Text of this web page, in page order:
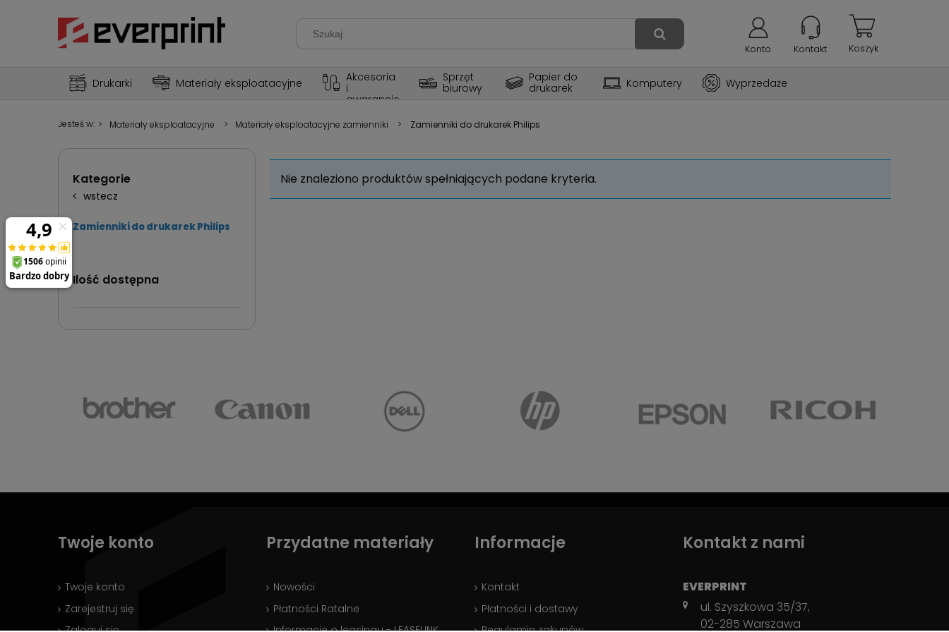
Koszyk
Kontakt
Konto
Drukarki Materiały eksploatacyjne
Akcesoria
i
gwarancje
Sprzęt
biurowy
Papier do
drukarek
Komputery Wyprzedaże
Jesteś w: > Materiały eksploatacyjne > Materiały eksploatacyjne zamienniki > Zamienniki do drukarek Philips
Kategorie
wstecz
Zamienniki do drukarek Philips
Ilość dostępna
Nie znaleziono produktów spełniających podane kryteria.
Twoje konto
Twoje konto
Zarejestruj się
Przydatne materiały
Nowości
Płatności Ratalne
Informacje
Kontakt
Płatności i dostawy
Kontakt z nami
EVERPRINT
ul. Szyszkowa 35/37,
02-285 Warszawa